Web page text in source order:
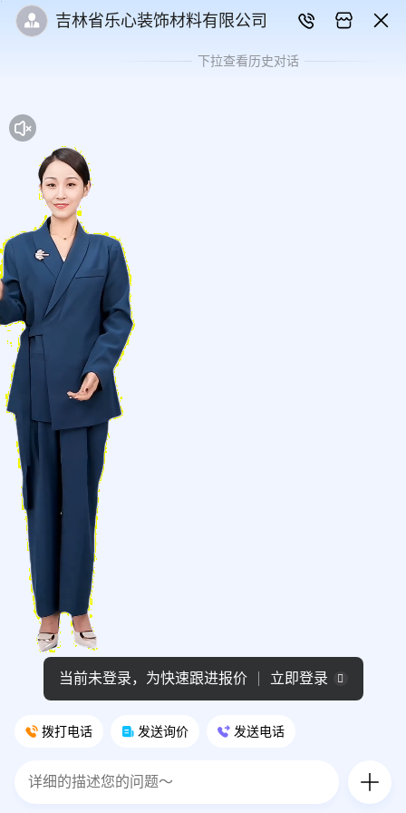
吉林省乐心装饰材料有限公司
下拉查看历史对话
拨打电话 发送询价 发送电话
当前未登录，为快速跟进报价 立即登录